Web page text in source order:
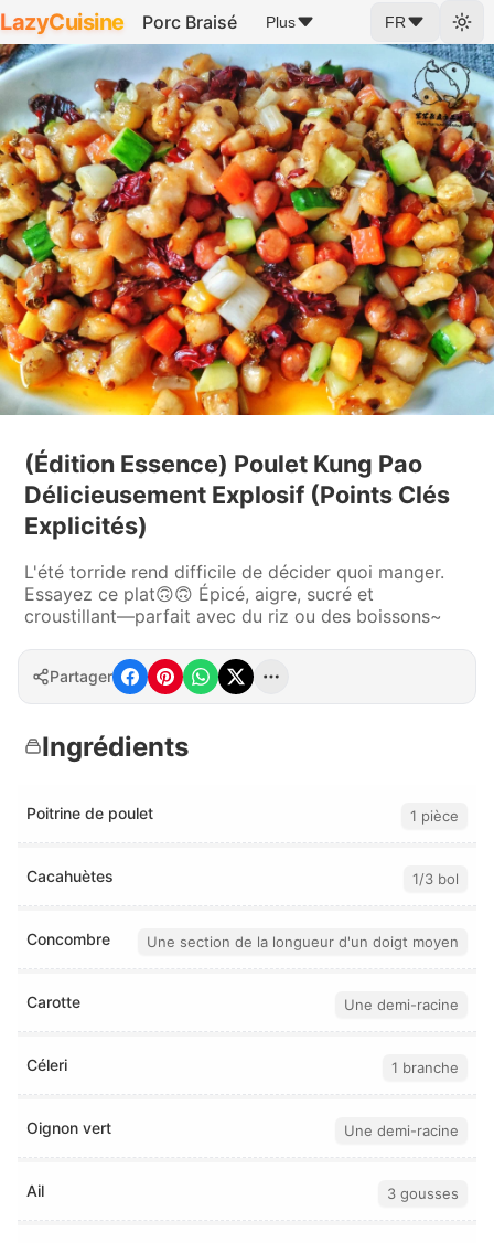
LazyCuisine Porc Braisé Plus FR
(Édition Essence) Poulet Kung Pao
Délicieusement Explosif (Points Clés
Explicités)
L'été torride rend difficile de décider quoi manger.
Essayez ce plat🙃🙃 Épicé, aigre, sucré et
croustillant—parfait avec du riz ou des boissons~
Partager
Ingrédients
Poitrine de poulet 1 pièce
Cacahuètes 1/3 bol
Concombre Une section de la longueur d'un doigt moyen
Carotte Une demi-racine
Céleri 1 branche
Oignon vert Une demi-racine
Ail 3 gousses